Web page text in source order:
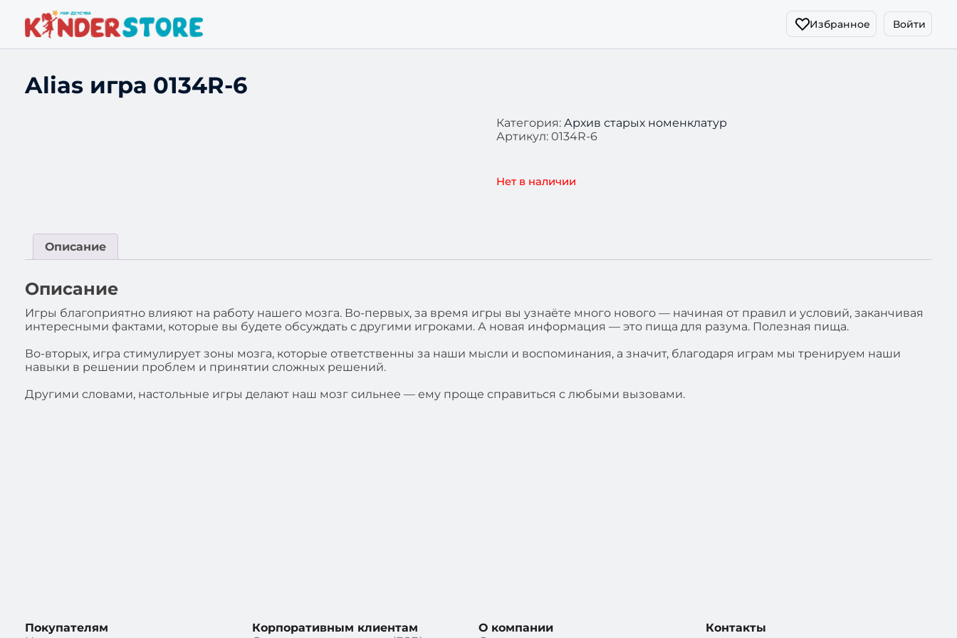
Избранное Войти
Alias игра 0134R-6
Категория:Архив старых номенклатур
Артикул:0134R-6
Нет в наличии
Описание
Описание
Игры благоприятно влияют на работу нашего мозга. Во-первых, за время игры вы узнаёте много нового — начиная от правил и условий, заканчивая
интересными фактами, которые вы будете обсуждать с другими игроками. А новая информация — это пища для разума. Полезная пища.
Во-вторых, игра стимулирует зоны мозга, которые ответственны за наши мысли и воспоминания, а значит, благодаря играм мы тренируем наши
навыки в решении проблем и принятии сложных решений.
Другими словами, настольные игры делают наш мозг сильнее — ему проще справиться с любыми вызовами.
Покупателям
Корпоративным клиентам
О компании
Контакты